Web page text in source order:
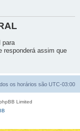
para
responderá assim que
os horários são UTC-03:00
Limited